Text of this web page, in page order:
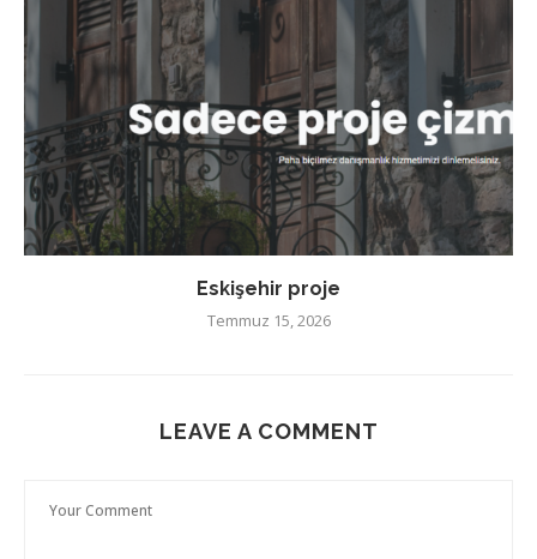
Eskişehir proje
Temmuz 15, 2026
LEAVE A COMMENT